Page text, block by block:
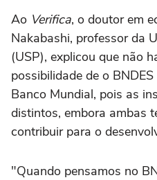
Ao Verifica, o doutor em
Nakabashi, professor da
(USP), explicou que não
possibilidade de o
Banco Mundial, pois as
distintos, embora ambas
contribuir para o
"Quando pensamos no